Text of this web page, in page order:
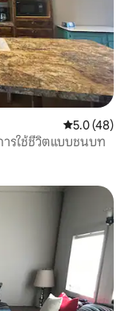
คะแนนเฉลี่ย
5.0 (48)
รใช้ชีวิตแบบชนบท